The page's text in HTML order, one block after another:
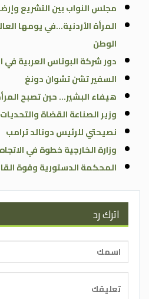
مجلس النواب بين التشريع
المرأة الأردنية…في يومها
الوطن
دور شركة البوتاس العربية في
السفير تشن تشوان دونغ
هيفاء البشير… حين تصبح
وزير الصناعة القضاة
نصيحتي للرئيس دونالد ترامب
وزارة الخارجية خطوة في
المحكمة الدستورية وقوة
اترك رد